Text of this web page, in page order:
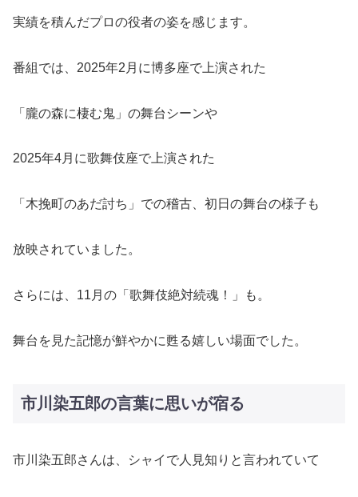
実績を積んだプロの役者の姿を感じます。
番組では、2025年2月に博多座で上演された
「朧の森に棲む鬼」の舞台シーンや
2025年4月に歌舞伎座で上演された
「木挽町のあだ討ち」での稽古、初日の舞台の様子も
放映されていました。
さらには、11月の「歌舞伎絶対続魂！」も。
舞台を見た記憶が鮮やかに甦る嬉しい場面でした。
市川染五郎の言葉に思いが宿る
市川染五郎さんは、シャイで人見知りと言われていて